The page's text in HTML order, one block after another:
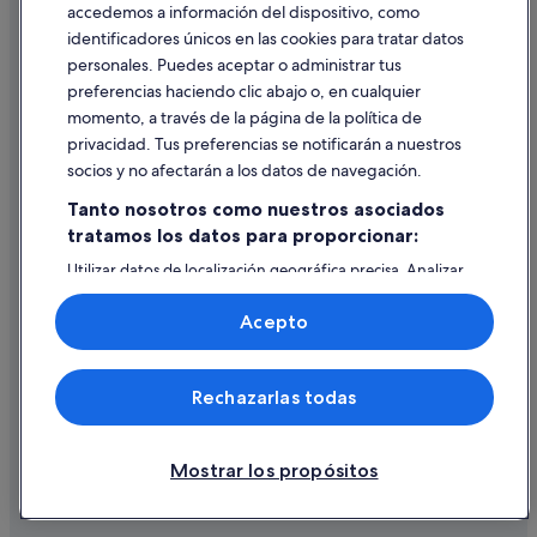
Hoteles cerca de Bodegas del Palacio de Fefiñanes
Hoteles románticos en Cambados
Hoteles con gimnasio en Cambados
O Grove hoteles
Sanxenxo hoteles
Hoteles de 5 estrellas en Cambados
Ayuda
Cancelar un vuelo
Cancelar una reserva de hotel o de un alquiler vacacional
Utilizar un cupón de Expedia
Documentos para viajes internacionales
© 2026 Expedia, Inc., una empresa de Expedia Group. Todos los
derechos reservados. Expedia y el logotipo de Expedia son marcas
comerciales o marcas comerciales registradas de Expedia, Inc.
accedemos a información del dispositivo, como
identificadores únicos en las cookies para tratar datos
personales. Puedes aceptar o administrar tus
preferencias haciendo clic abajo o, en cualquier
momento, a través de la página de la política de
privacidad. Tus preferencias se notificarán a nuestros
socios y no afectarán a los datos de navegación.
Tanto nosotros como nuestros asociados
tratamos los datos para proporcionar:
Utilizar datos de localización geográfica precisa. Analizar
activamente las características del dispositivo para su
identificación. Almacenar la información en un dispositivo
y/o acceder a ella. Publicidad y contenido personalizados,
medición de publicidad y contenido, investigación de
audiencia y desarrollo de servicios.
Lista de asociados (proveedores)
Mostrar los propósitos
Rechazarlas todas
Acepto